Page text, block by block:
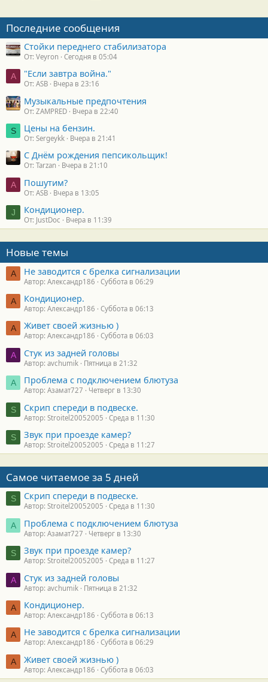
Последние сообщения
Стойки переднего стабилизатора
От: Veyron Сегодня в 05:04
A "Если завтра война."
От: ASB Вчера в 23:16
Музыкальные предпочтения
От: ZAMPRED Вчера в 22:40
S Цены на бензин.
От: Sergeykk Вчера в 21:41
С Днём рождения пепсикольщик!
От: Tarzan Вчера в 21:10
A Пошутим?
От: ASB Вчера в 13:05
J Кондиционер.
От: JustDoc Вчера в 11:39
Новые темы
А Не заводится с брелка сигнализации
Автор: Александр186 Суббота в 06:29
А Кондиционер.
Автор: Александр186 Суббота в 06:13
А Живет своей жизнью )
Автор: Александр186 Суббота в 06:03
A Стук из задней головы
Автор: avchumik Пятница в 21:32
А Проблема с подключением блютуза
Автор: Азамат727 Четверг в 13:30
S Скрип спереди в подвеске.
Автор: Stroitel20052005 Среда в 11:30
S Звук при проезде камер?
Автор: Stroitel20052005 Среда в 11:27
Самое читаемое за 5 дней
S Скрип спереди в подвеске.
Автор: Stroitel20052005 Среда в 11:30
А Проблема с подключением блютуза
Автор: Азамат727 Четверг в 13:30
S Звук при проезде камер?
Автор: Stroitel20052005 Среда в 11:27
A Стук из задней головы
Автор: avchumik Пятница в 21:32
А Кондиционер.
Автор: Александр186 Суббота в 06:13
А Не заводится с брелка сигнализации
Автор: Александр186 Суббота в 06:29
А Живет своей жизнью )
Автор: Александр186 Суббота в 06:03